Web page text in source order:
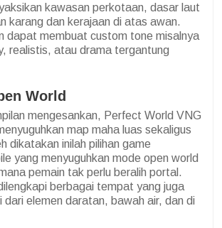
kawasan perkotaan, dasar laut
karang dan kerajaan di atas awan.
dapat membuat custom tone misalnya
realistis, atau drama tergantung
World
mengesankan, Perfect World VNG
map maha luas sekaligus
dikatakan inilah pilihan game
yang menyuguhkan mode open world
pemain tak perlu beralih portal.
berbagai tempat yang juga
dari elemen daratan, bawah air, dan di